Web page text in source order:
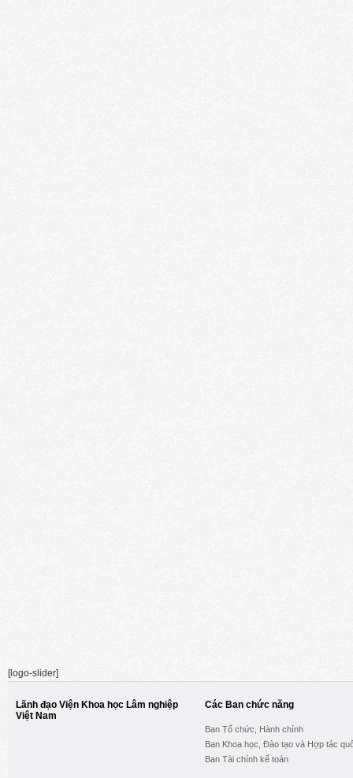
[logo-slider]
Lãnh đạo Viện Khoa học Lâm nghiệp
Việt Nam
Các Ban chức năng
Ban Tổ chức, Hành chính
Ban Khoa học, Đào tạo và Hợp tác
Ban Tài chính kế toán